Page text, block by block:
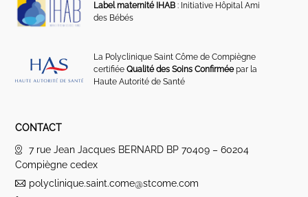
Label maternité IHAB : Initiative Hôpital Ami
des Bébés
La Polyclinique Saint Côme de Compiègne
certifiéeQualité des Soins Confirméepar la
Haute Autorité de Santé
CONTACT
7 rue Jean Jacques BERNARD BP 70409 – 60204
Compiègne cedex
polyclinique.saint.come@stcome.com